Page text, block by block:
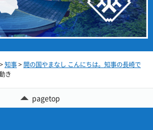
>知事> 開の国やまなし こんにちは。知事の長崎で
き
pagetop